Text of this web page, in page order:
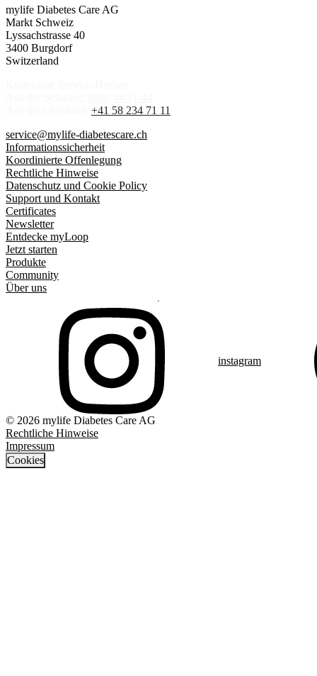
mylife Diabetes Care AG
Markt Schweiz
Lyssachstrasse 40
3400 Burgdorf
Switzerland
+41 58 234 71 11
service@mylife-diabetescare.ch
Informationssicherheit
Koordinierte Offenlegung
Rechtliche Hinweise
Datenschutz und Cookie Policy
Support und Kontakt
Certificates
Newsletter
Entdecke myLoop
Jetzt starten
Produkte
Community
Über uns
instagram
© 2026 mylife Diabetes Care AG
Rechtliche Hinweise
Impressum
Cookies